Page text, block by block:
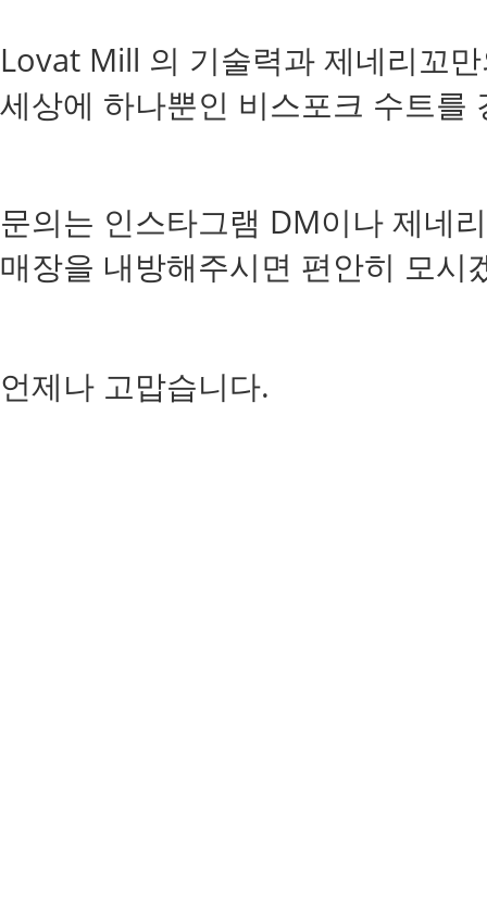
Lovat Mill 의 기술력과 제네리꼬
세상에 하나뿐인 비스포크 수트를
문의는 인스타그램 DM이나 제네
매장을 내방해주시면 편안히 모시
언제나 고맙습니다.